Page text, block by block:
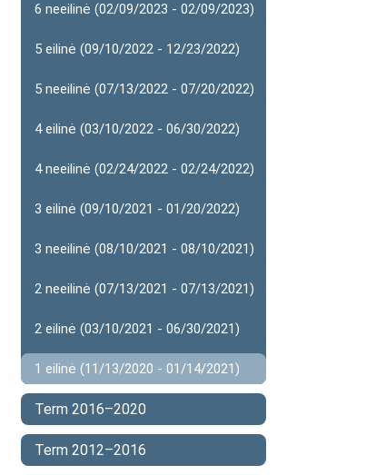
6 neeilinė (02/09/2023 - 02/09/2023)
5 eilinė (09/10/2022 - 12/23/2022)
5 neeilinė (07/13/2022 - 07/20/2022)
4 eilinė (03/10/2022 - 06/30/2022)
4 neeilinė (02/24/2022 - 02/24/2022)
3 eilinė (09/10/2021 - 01/20/2022)
3 neeilinė (08/10/2021 - 08/10/2021)
2 neeilinė (07/13/2021 - 07/13/2021)
2 eilinė (03/10/2021 - 06/30/2021)
1 eilinė (11/13/2020 - 01/14/2021)
Term 2016–2020
Term 2012–2016